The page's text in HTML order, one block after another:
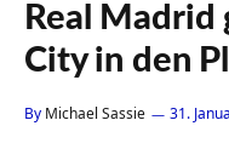
Real Madrid
City in den
By Michael Sassie 31.